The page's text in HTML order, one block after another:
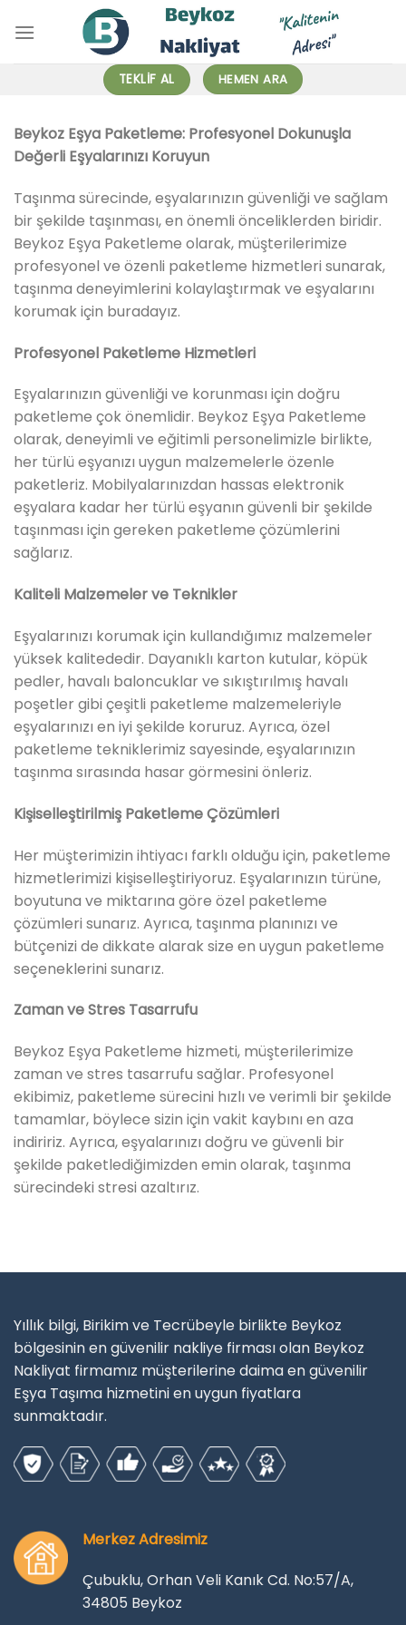
atla
TEKLIF AL HEMEN ARA
Beykoz Eşya Paketleme: Profesyonel Dokunuşla
Değerli Eşyalarınızı Koruyun
Taşınma sürecinde, eşyalarınızın güvenliği ve sağlam
bir şekilde taşınması, en önemli önceliklerden biridir.
Beykoz Eşya Paketleme olarak, müşterilerimize
profesyonel ve özenli paketleme hizmetleri sunarak,
taşınma deneyimlerini kolaylaştırmak ve eşyalarını
korumak için buradayız.
Profesyonel Paketleme Hizmetleri
Eşyalarınızın güvenliği ve korunması için doğru
paketleme çok önemlidir. Beykoz Eşya Paketleme
olarak, deneyimli ve eğitimli personelimizle birlikte,
her türlü eşyanızı uygun malzemelerle özenle
paketleriz. Mobilyalarınızdan hassas elektronik
eşyalara kadar her türlü eşyanın güvenli bir şekilde
taşınması için gereken paketleme çözümlerini
sağlarız.
Kaliteli Malzemeler ve Teknikler
Eşyalarınızı korumak için kullandığımız malzemeler
yüksek kalitededir. Dayanıklı karton kutular, köpük
pedler, havalı baloncuklar ve sıkıştırılmış havalı
poşetler gibi çeşitli paketleme malzemeleriyle
eşyalarınızı en iyi şekilde koruruz. Ayrıca, özel
paketleme tekniklerimiz sayesinde, eşyalarınızın
taşınma sırasında hasar görmesini önleriz.
Kişiselleştirilmiş Paketleme Çözümleri
Her müşterimizin ihtiyacı farklı olduğu için, paketleme
hizmetlerimizi kişiselleştiriyoruz. Eşyalarınızın türüne,
boyutuna ve miktarına göre özel paketleme
çözümleri sunarız. Ayrıca, taşınma planınızı ve
bütçenizi de dikkate alarak size en uygun paketleme
seçeneklerini sunarız.
Zaman ve Stres Tasarrufu
Beykoz Eşya Paketleme hizmeti, müşterilerimize
zaman ve stres tasarrufu sağlar. Profesyonel
ekibimiz, paketleme sürecini hızlı ve verimli bir şekilde
tamamlar, böylece sizin için vakit kaybını en aza
indiririz. Ayrıca, eşyalarınızı doğru ve güvenli bir
şekilde paketlediğimizden emin olarak, taşınma
sürecindeki stresi azaltırız.
Yıllık bilgi, Birikim ve Tecrübeyle birlikte Beykoz
bölgesinin en güvenilir nakliye firması olan Beykoz
Nakliyat firmamız müşterilerine daima en güvenilir
Eşya Taşıma hizmetini en uygun fiyatlara
sunmaktadır.
Merkez Adresimiz
Çubuklu, Orhan Veli Kanık Cd. No:57/A,
34805 Beykoz